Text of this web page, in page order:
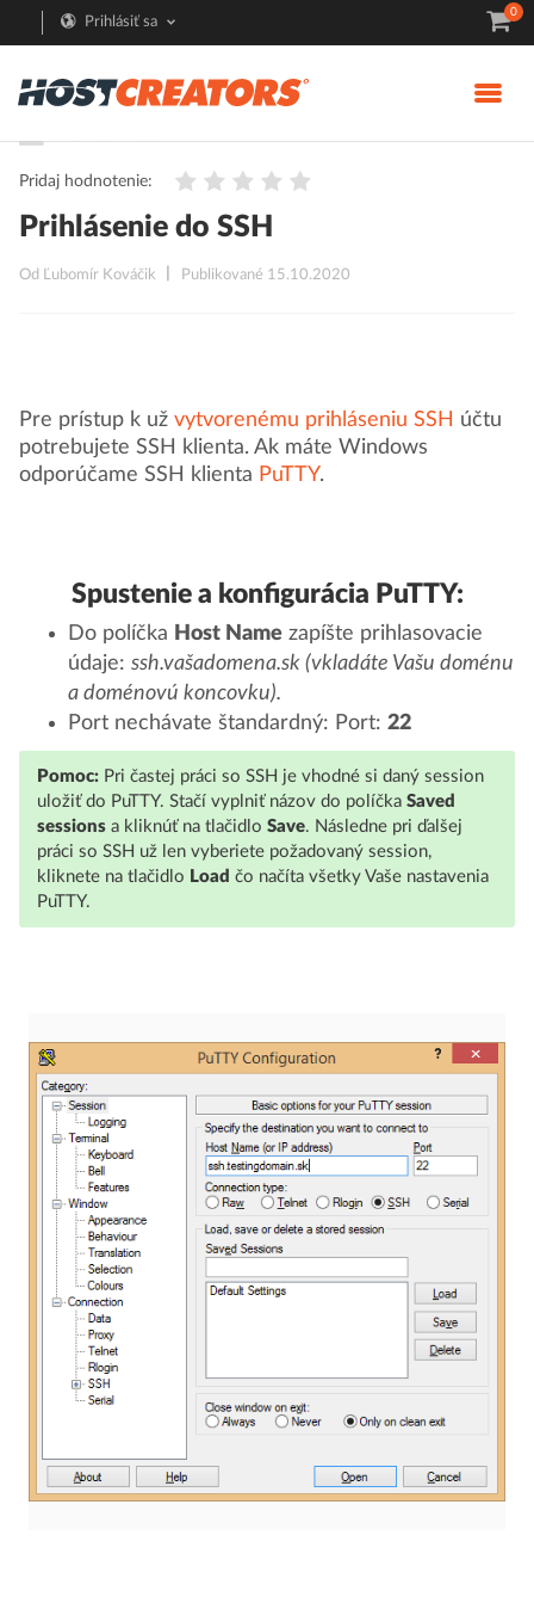
Prihlásiť sa
0
Pridaj hodnotenie:
Prihlásenie do SSH
Od Ľubomír Kováčik Publikované 15.10.2020
Pre prístup k už vytvorenému prihláseniu SSH účtu
potrebujete SSH klienta. Ak máte Windows
odporúčame SSH klienta PuTTY.
Spustenie a konfigurácia PuTTY:
Do políčka Host Namezapíšte prihlasovacie
údaje: ssh.vašadomena.sk (vkladáte Vašu doménu
a doménovú koncovku).
Port nechávate štandardný: Port: 22
Pomoc:Pri častej práci so SSH je vhodné si daný session
uložiť do PuTTY. Stačí vyplniť názov do políčka Saved
sessionsa kliknúť na tlačidlo Save. Následne pri ďalšej
práci so SSH už len vyberiete požadovaný session,
kliknete na tlačidlo Load čo načíta všetky Vaše nastavenia
PuTTY.